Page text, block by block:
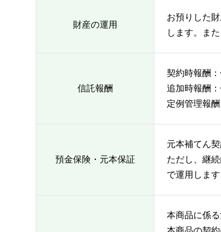
財産の運用
お預りした
します。ま
信託報酬
契約時報酬
追加時報酬
定例管理報
預金保険・元本保証
元本補てん
ただし、継
で運用しま
本商品に係